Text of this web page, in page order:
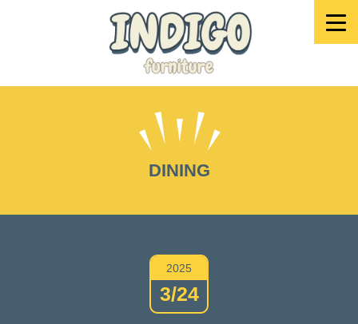
DINING
2025
3/24